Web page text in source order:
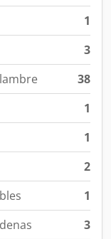
1
3
38
1
1
2
1
3